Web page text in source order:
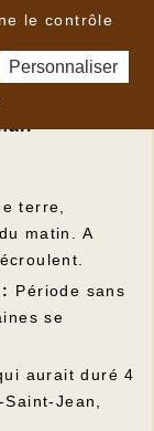
terre,
matin. A
Période sans
se
aurait duré 4
Jean,
le contrôle
Personnaliser